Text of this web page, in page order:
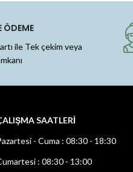
ÖDEME
ile Tek çekim veya
SAATLERİ
- Cuma : 08:30 - 18:30
: 08:30 - 13:00